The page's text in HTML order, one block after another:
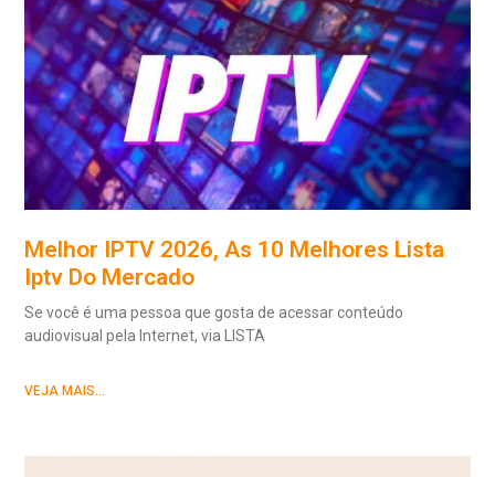
Melhor IPTV 2026, As 10 Melhores Lista
Iptv Do Mercado
Se você é uma pessoa que gosta de acessar conteúdo
audiovisual pela Internet, via LISTA
VEJA MAIS...